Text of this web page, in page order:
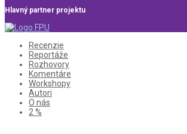
Hlavný partner projektu
Recenzie
Reportáže
Rozhovory
Komentáre
Workshopy
Autori
O nás
2 %